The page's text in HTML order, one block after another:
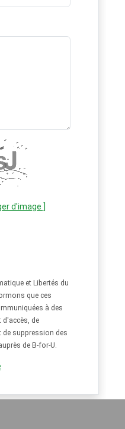
d'image ]
et Libertés du
que ces
à des
de
suppression des
de B-for-U.